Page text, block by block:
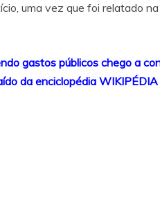
uma vez que foi relatado
gastos públicos chego a
da enciclopédia WIKIPÉDIA